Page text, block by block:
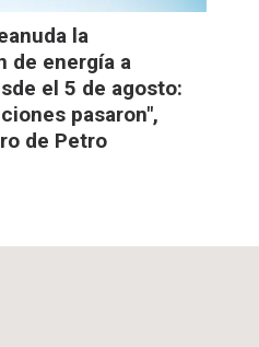
la
de energía a
el 5 de agosto:
pasaron",
de Petro